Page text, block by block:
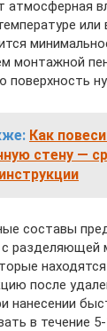
атмосферная
или
монтажной
Как
стену —
составы
разделяющей
после
нанесении
в течение